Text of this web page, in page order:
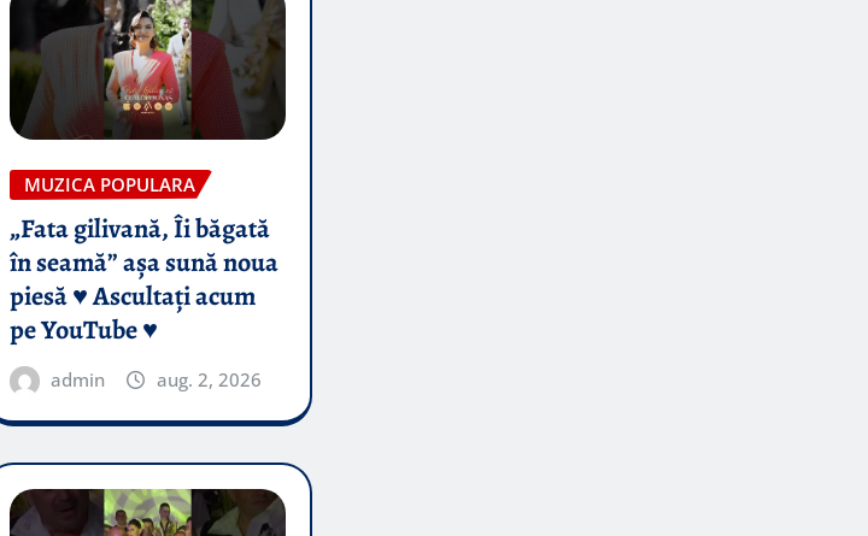
MUZICA POPULARA
„Fata gilivană, Îi băgată
în seamă” așa sună noua
piesă ♥️ Ascultați acum
pe YouTube ♥️
admin aug. 2, 2026